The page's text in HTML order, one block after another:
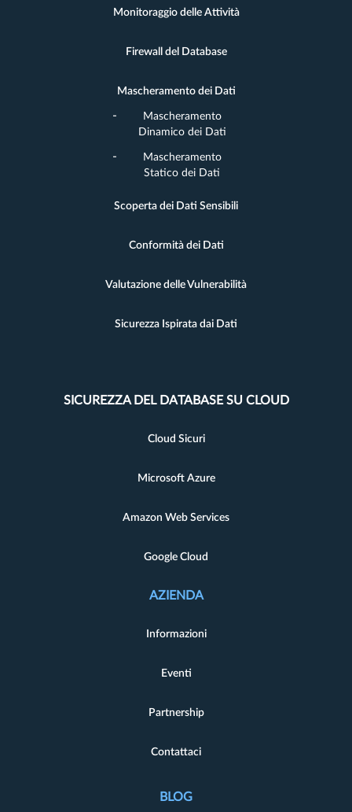
Monitoraggio delle Attività
Firewall del Database
Mascheramento dei Dati
Mascheramento
Dinamico dei Dati
Mascheramento
Statico dei Dati
Scoperta dei Dati Sensibili
Conformità dei Dati
Valutazione delle Vulnerabilità
Sicurezza Ispirata dai Dati
SICUREZZA DEL DATABASE SU CLOUD
Cloud Sicuri
Microsoft Azure
Amazon Web Services
Google Cloud
AZIENDA
Informazioni
Eventi
Partnership
Contattaci
BLOG